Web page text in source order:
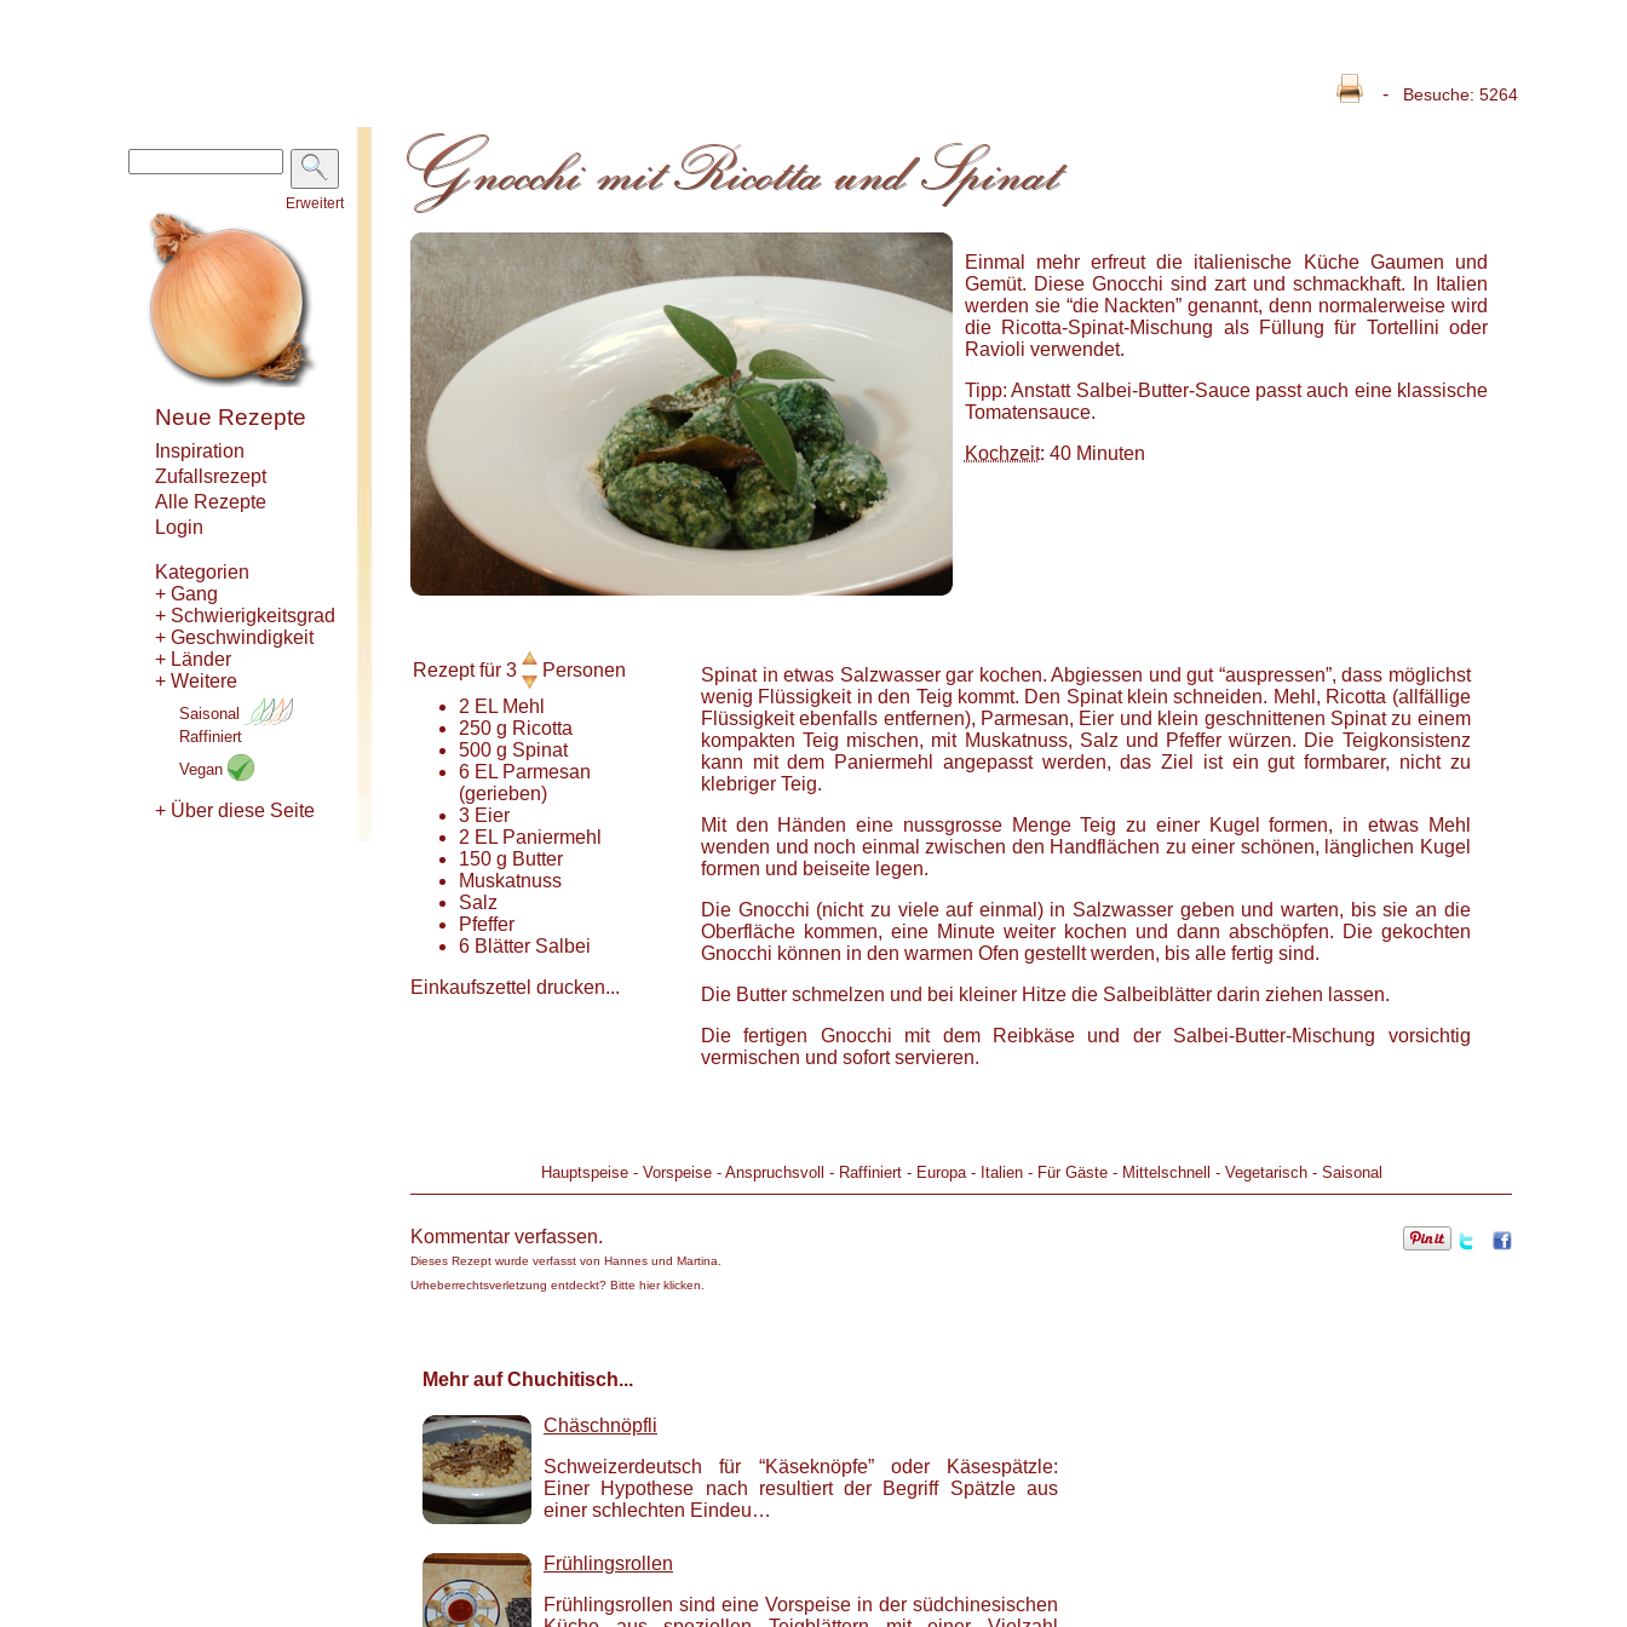
- Besuche: 5264
Erweitert
Neue Rezepte
Inspiration
Zufallsrezept
Alle Rezepte
Login
Kategorien
+ Gang
+ Schwierigkeitsgrad
+ Geschwindigkeit
+ Länder
+ Weitere
Saisonal
Raffiniert
Vegan
+ Über diese Seite
Einmal mehr erfreut die italienische Küche Gaumen und
Gemüt. Diese Gnocchi sind zart und schmackhaft. In Italien
werden sie “die Nackten” genannt, denn normalerweise wird
die Ricotta-Spinat-Mischung als Füllung für Tortellini oder
Ravioli verwendet.
Tipp: Anstatt Salbei-Butter-Sauce passt auch eine klassische
Tomatensauce.
Kochzeit: 40 Minuten
Rezept für 3
Personen
2 EL Mehl
250 g Ricotta
500 g Spinat
6 EL Parmesan
(gerieben)
3 Eier
2 EL Paniermehl
150 g Butter
Muskatnuss
Salz
Pfeffer
6 Blätter Salbei
Einkaufszettel drucken...
Spinat in etwas Salzwasser gar kochen. Abgiessen und gut “auspressen”, dass möglichst
wenig Flüssigkeit in den Teig kommt. Den Spinat klein schneiden. Mehl, Ricotta (allfällige
Flüssigkeit ebenfalls entfernen), Parmesan, Eier und klein geschnittenen Spinat zu einem
kompakten Teig mischen, mit Muskatnuss, Salz und Pfeffer würzen. Die Teigkonsistenz
kann mit dem Paniermehl angepasst werden, das Ziel ist ein gut formbarer, nicht zu
klebriger Teig.
Mit den Händen eine nussgrosse Menge Teig zu einer Kugel formen, in etwas Mehl
wenden und noch einmal zwischen den Handflächen zu einer schönen, länglichen Kugel
formen und beiseite legen.
Die Gnocchi (nicht zu viele auf einmal) in Salzwasser geben und warten, bis sie an die
Oberfläche kommen, eine Minute weiter kochen und dann abschöpfen. Die gekochten
Gnocchi können in den warmen Ofen gestellt werden, bis alle fertig sind.
Die Butter schmelzen und bei kleiner Hitze die Salbeiblätter darin ziehen lassen.
Die fertigen Gnocchi mit dem Reibkäse und der Salbei-Butter-Mischung vorsichtig
vermischen und sofort servieren.
Hauptspeise- Vorspeise- Anspruchsvoll - Raffiniert- Europa- Italien- Für Gäste- Mittelschnell - Vegetarisch- Saisonal
Kommentar verfassen.
Dieses Rezept wurde verfasst von Hannes und Martina
Urheberrechtsverletzung entdeckt? Bitte hier klicken.
Mehr auf Chuchitisch...
Chäschnöpfli
Schweizerdeutsch für “Käseknöpfe” oder Käsespätzle:
Einer Hypothese nach resultiert der Begriff Spätzle aus
einer schlechten Eindeu…
Frühlingsrollen
Frühlingsrollen sind eine Vorspeise in der südchinesischen